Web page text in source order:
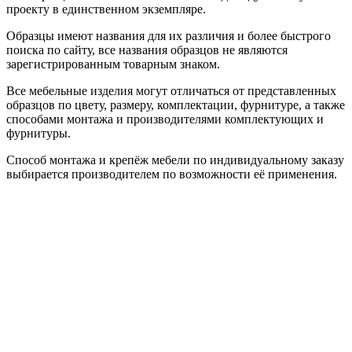
проекту в единственном экземпляре.
Образцы имеют названия для их различия и более быстрого
поиска по сайту, все названия образцов не являются
зарегистрированным товарным знаком.
Все мебельные изделия могут отличаться от представленных
образцов по цвету, размеру, комплектации, фурнитуре, а также
способами монтажа и производителями комплектующих и
фурнитуры.
Способ монтажа и крепёж мебели по индивидуальному заказу
выбирается производителем по возможности её применения.